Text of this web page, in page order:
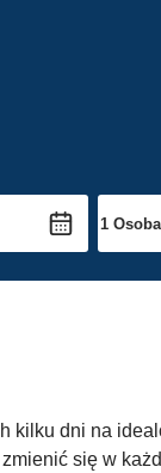
kilku dni na
się w